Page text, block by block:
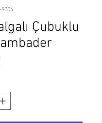
9004
Çubuklu